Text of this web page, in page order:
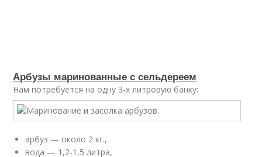
Арбузы маринованные с сельдереем
Нам потребуется на одну 3-х литровую банку:
арбуз — около 2 кг.,
вода — 1,2-1,5 литра,